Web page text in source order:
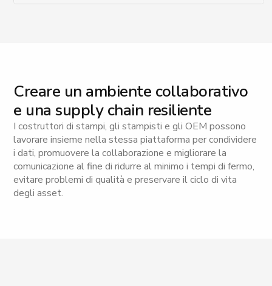
Creare un ambiente collaborativo
e una supply chain resiliente
I costruttori di stampi, gli stampisti e gli OEM possono
lavorare insieme nella stessa piattaforma per condividere
i dati, promuovere la collaborazione e migliorare la
comunicazione al fine di ridurre al minimo i tempi di fermo,
evitare problemi di qualità e preservare il ciclo di vita
degli asset.